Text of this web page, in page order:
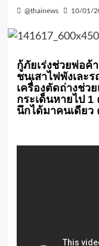
@thainews 10/01/
กู้ภัยเร่งช่วยพ่อค้
ชนเสาไฟพังเละ
เครื่องตัดถ่างช่ว
กระเด็นหายไป
นึกได้มาคนเดียว